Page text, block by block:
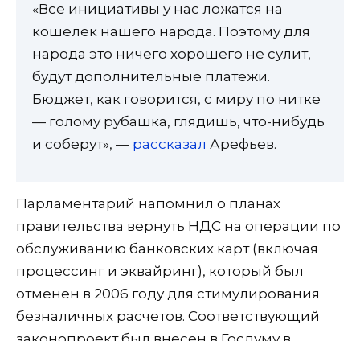
«Все инициативы у нас ложатся на
кошелек нашего народа. Поэтому для
народа это ничего хорошего не сулит,
будут дополнительные платежи.
Бюджет, как говорится, с миру по нитке
— голому рубашка, глядишь, что-нибудь
и соберут», — рассказал Арефьев.
Парламентарий напомнил о планах
правительства вернуть НДС на операции по
обслуживанию банковских карт (включая
процессинг и эквайринг), который был
отменен в 2006 году для стимулирования
безналичных расчетов. Соответствующий